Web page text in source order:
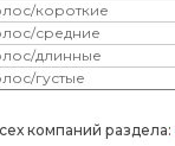
короткие
средние
длинные
густые
компаний раздела: